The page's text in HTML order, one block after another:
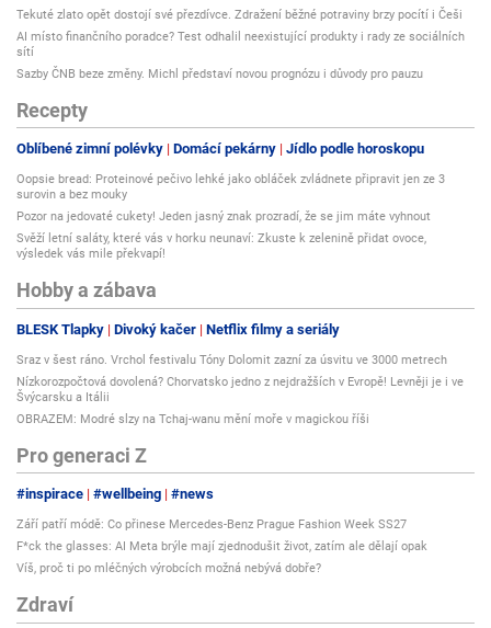
Tekuté zlato opět dostojí své přezdívce. Zdražení běžné potraviny brzy pocítí i Češi
AI místo finančního poradce? Test odhalil neexistující produkty i rady ze sociálních
sítí
Sazby ČNB beze změny. Michl představí novou prognózu i důvody pro pauzu
Recepty
Oblíbené zimní polévky Domácí pekárny Jídlo podle horoskopu
Oopsie bread: Proteinové pečivo lehké jako obláček zvládnete připravit jen ze 3
surovin a bez mouky
Pozor na jedovaté cukety! Jeden jasný znak prozradí, že se jim máte vyhnout
Svěží letní saláty, které vás v horku neunaví: Zkuste k zelenině přidat ovoce,
výsledek vás mile překvapí!
Hobby a zábava
BLESK Tlapky Divoký kačer Netflix filmy a seriály
Sraz v šest ráno. Vrchol festivalu Tóny Dolomit zazní za úsvitu ve 3000 metrech
Nízkorozpočtová dovolená? Chorvatsko jedno z nejdražších v Evropě! Levněji je i ve
Švýcarsku a Itálii
OBRAZEM: Modré slzy na Tchaj-wanu mění moře v magickou říši
Pro generaci Z
#inspirace #wellbeing #news
Září patří módě: Co přinese Mercedes-Benz Prague Fashion Week SS27
F*ck the glasses: AI Meta brýle mají zjednodušit život, zatím ale dělají opak
Víš, proč ti po mléčných výrobcích možná nebývá dobře?
Zdraví